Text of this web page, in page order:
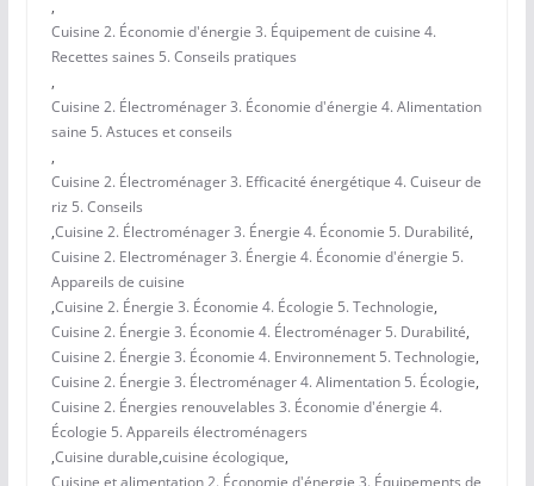
,
Cuisine 2. Économie d'énergie 3. Équipement de cuisine 4.
Recettes saines 5. Conseils pratiques
,
Cuisine 2. Électroménager 3. Économie d'énergie 4. Alimentation
saine 5. Astuces et conseils
,
Cuisine 2. Électroménager 3. Efficacité énergétique 4. Cuiseur de
riz 5. Conseils
,Cuisine 2. Électroménager 3. Énergie 4. Économie 5. Durabilité,
Cuisine 2. Electroménager 3. Énergie 4. Économie d'énergie 5.
Appareils de cuisine
,Cuisine 2. Énergie 3. Économie 4. Écologie 5. Technologie,
Cuisine 2. Énergie 3. Économie 4. Électroménager 5. Durabilité,
Cuisine 2. Énergie 3. Économie 4. Environnement 5. Technologie,
Cuisine 2. Énergie 3. Électroménager 4. Alimentation 5. Écologie,
Cuisine 2. Énergies renouvelables 3. Économie d'énergie 4.
Écologie 5. Appareils électroménagers
,Cuisine durable,cuisine écologique,
Cuisine et alimentation 2. Économie d'énergie 3. Équipements de